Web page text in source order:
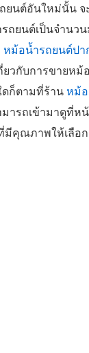
นต์อันใหม่นั้น
ถยนต์เป็นจำน
หม้อน้ำรถยนต์ปา
ยวกับการขายห
ก็ตามที่ร้านหม้
ถเข้ามาดูที่หน้า
คุณภาพให้เลือ